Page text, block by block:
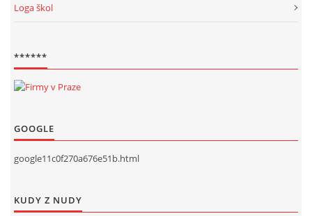
Loga škol
******
GOOGLE
google11c0f270a676e51b.html
KUDY Z NUDY